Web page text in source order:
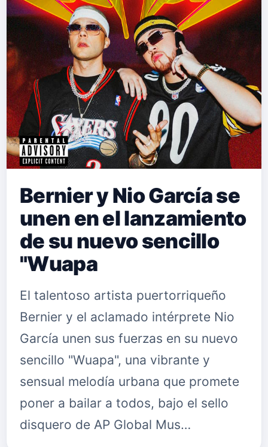
Bernier y Nio García se
unen en el lanzamiento
de su nuevo sencillo
"Wuapa
El talentoso artista puertorriqueño
Bernier y el aclamado intérprete Nio
García unen sus fuerzas en su nuevo
sencillo "Wuapa", una vibrante y
sensual melodía urbana que promete
poner a bailar a todos, bajo el sello
disquero de AP Global Mus…